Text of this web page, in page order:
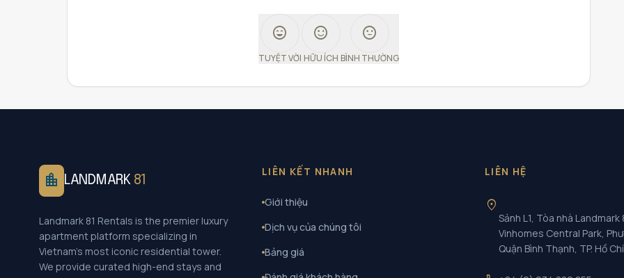
sentiment_very_satisfied
TUYỆT VỜI
sentiment_satisfied
HỮU ÍCH
sentiment_neutral
BÌNH THƯỜNG
location_city LANDMARK 81
Landmark 81 Rentals is the premier luxury
apartment platform specializing in
Vietnam's most iconic residential tower.
We provide curated high-end stays and
LIÊN KẾT NHANH
Giới thiệu
Dịch vụ của chúng tôi
Bảng giá
LIÊN HỆ
location_on
Sảnh L1, Tòa nhà Landmark
Vinhomes Central Park,
Quận Bình Thạnh, TP. Hồ